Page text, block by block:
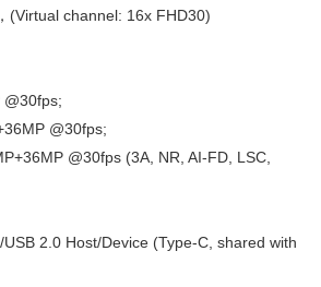
channel: 16x FHD30)
@30fps;
@30fps (3A, NR, AI-FD, LSC,
2.0 Host/Device (Type-C, shared with